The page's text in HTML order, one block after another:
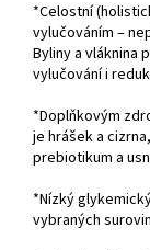
*Celostní
vylučováním –
Byliny a vláknina
vylučování i
*Doplňkovým
je hrášek a
prebiotikum a
*Nízký
vybraných surovin